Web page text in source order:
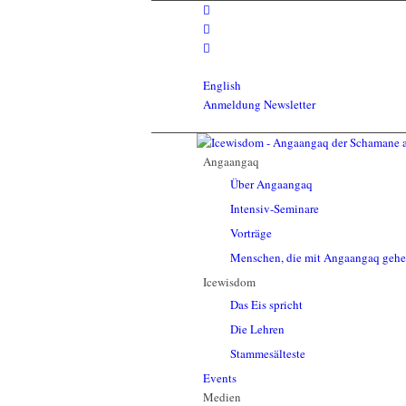
English
Anmeldung Newsletter
Angaangaq
Über Angaangaq
Intensiv-Seminare
Vorträge
Menschen, die mit Angaangaq
Icewisdom
Das Eis spricht
Die Lehren
Stammesälteste
Events
Medien